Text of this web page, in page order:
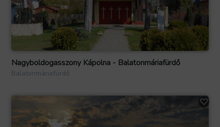
Nagyboldogasszony Kápolna - Balatonmáriafürdő
Balatonmáriafürdő